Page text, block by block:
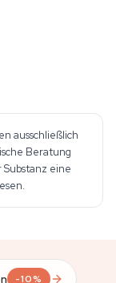
ausschließlich
Beratung
eine
-10%